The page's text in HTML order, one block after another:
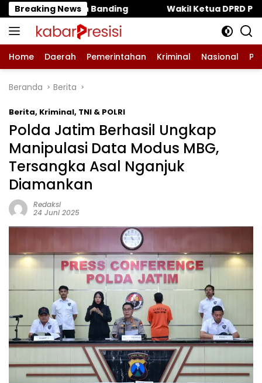
Langsung
ke
konten
Breaking News‎Wakil Ketua DPRD Pasuruan Muhammad
Home Daerah Pemerintahan Kriminal Nasional
Beranda Berita
Berita, Kriminal, TNI & POLRI
Polda Jatim Berhasil Ungkap
Manipulasi Data Modus MBG,
Tersangka Asal Nganjuk
Diamankan
Redaksi
24 Juni 2025